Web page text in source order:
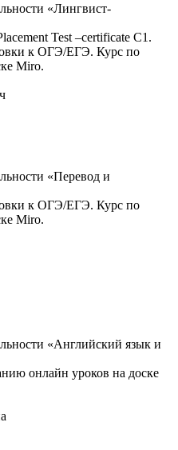
«Лингвист-
Test –certificate C1.
к ОГЭ/ЕГЭ. Курс по
Miro.
«Перевод и
к ОГЭ/ЕГЭ. Курс по
Miro.
«Английский язык и
онлайн уроков на доске